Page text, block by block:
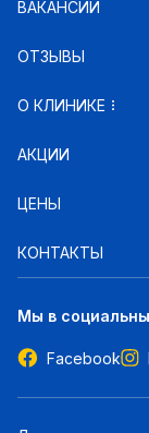
ВАКАНСИИ
ОТЗЫВЫ
О КЛИНИКЕ
АКЦИИ
ЦЕНЫ
КОНТАКТЫ
Мы в
Facebook